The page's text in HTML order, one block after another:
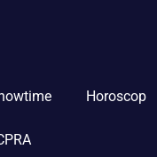
Horoscop